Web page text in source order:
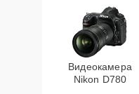
Видеокамера
Nikon D780